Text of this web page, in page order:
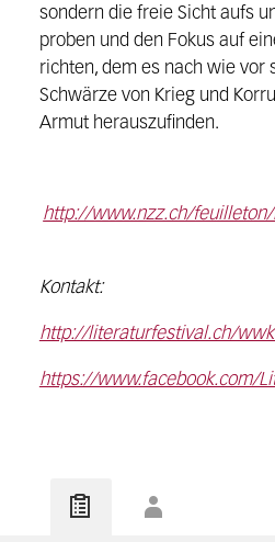
sondern die freie Sicht aufs
proben und den Fokus auf
richten, dem es nach wie vor
Schwärze von Krieg und
Armut herauszufinden.
http://www.nzz.ch/
Kontakt:
http://literaturfestival.ch/
https://www.facebook.com/